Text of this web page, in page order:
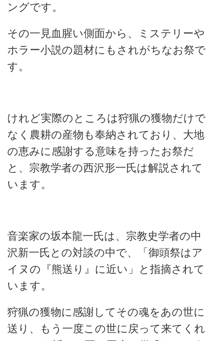
ングです。
その一見血腥い側面から、ミステリーや
ホラー小説の題材にもされがちなお祭で
す。
けれど実際のところは狩猟の獲物だけで
なく農耕の産物も奉納されており、大地
の恵みに感謝する意味を持ったお祭だ
と、宗教学者の西沢形一氏は解説されて
います。
音楽家の坂本龍一氏は、宗教史学者の中
沢新一氏との対談の中で、「御頭祭はア
イヌの『熊送り』に近い」と指摘されて
います。
狩猟の獲物に感謝してその魂をあの世に
送り、もう一度この世に戻って来てくれ